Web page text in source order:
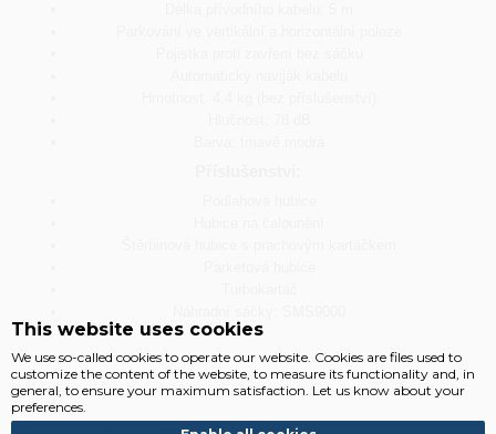
This website uses cookies
We use so-called cookies to operate our website. Cookies are files used to
customize the content of the website, to measure its functionality and, in
general, to ensure your maximum satisfaction. Let us know about your
preferences.